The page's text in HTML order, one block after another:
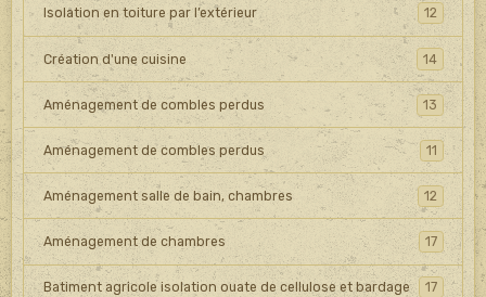
Isolation en toiture par l’extérieur 12
Création d'une cuisine 14
Aménagement de combles perdus 13
Aménagement de combles perdus 11
Aménagement salle de bain, chambres 12
Aménagement de chambres 17
Batiment agricole isolation ouate de cellulose et bardage 17